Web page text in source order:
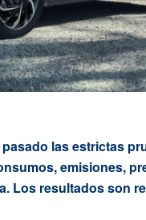
las estrictas
emisiones,
Los resultados son